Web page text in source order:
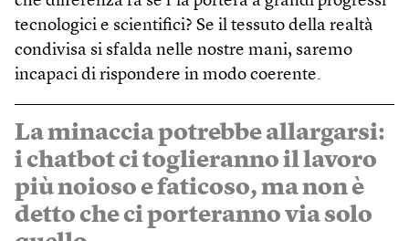
tecnologici e scientifici? Se il tessuto della realtà
condivisa si sfalda nelle nostre mani, saremo
incapaci di rispondere in modo coerente.
La minaccia potrebbe allargarsi:
i chat­bot ci toglieranno il lavoro
più noioso e faticoso, ma non è
detto che ci porteranno via solo